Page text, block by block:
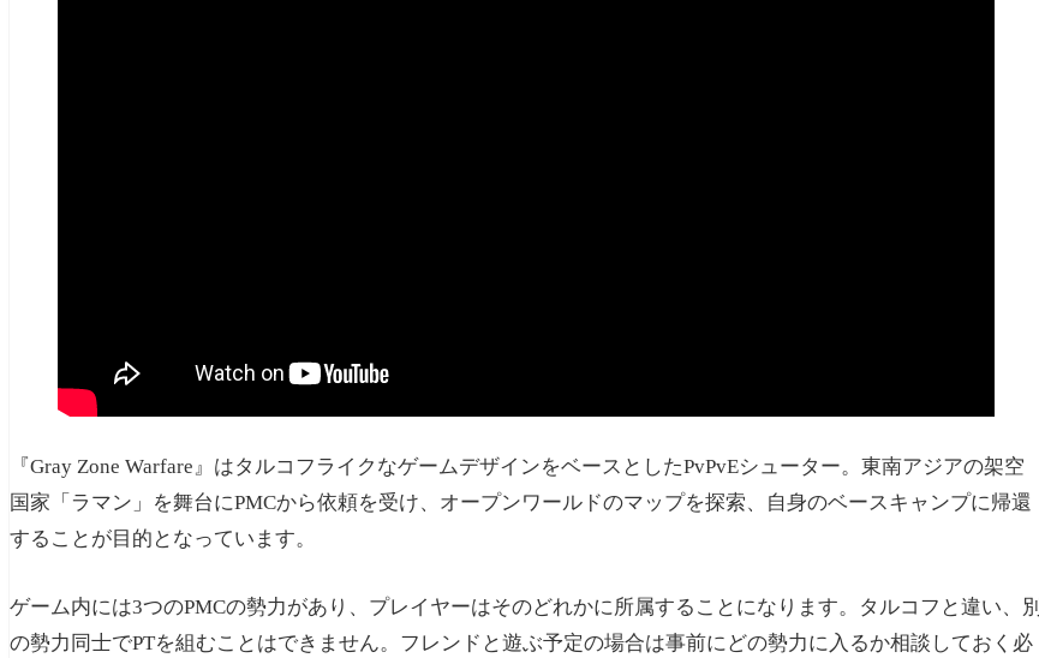
『Gray Zone Warfare』はタルコフライクなゲームデザインをベースとしたPvPvEシューター。東南アジアの架空
国家「ラマン」を舞台にPMCから依頼を受け、オープンワールドのマップを探索、自身のベースキャンプに帰還
することが目的となっています。
ゲーム内には3つのPMCの勢力があり、プレイヤーはそのどれかに所属することになります。タルコフと違い、別
の勢力同士でPTを組むことはできません。フレンドと遊ぶ予定の場合は事前にどの勢力に入るか相談しておく必